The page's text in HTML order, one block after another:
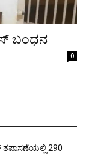
ಬಂಧನ
0
ತಪಾಸಣೆಯಲ್ಲಿ 290